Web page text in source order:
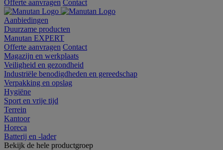
Offerte aanvragen Contact
Aanbiedingen
Duurzame producten
Manutan EXPERT
Offerte aanvragen Contact
Magazijn en werkplaats
Veiligheid en gezondheid
Industriële benodigdheden en gereedschap
Verpakking en opslag
Hygiëne
Sport en vrije tijd
Terrein
Kantoor
Horeca
Batterij en -lader
Bekijk de hele productgroep